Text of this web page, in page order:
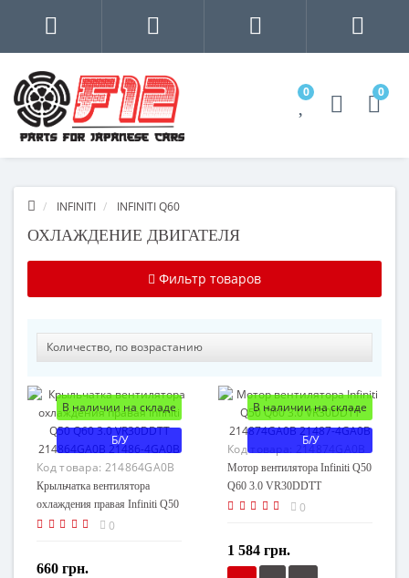
0 0
INFINITI INFINITI Q60
ОХЛАЖДЕНИЕ ДВИГАТЕЛЯ
Фильтр товаров
В наличии на складе
Б/У
Код товара: 214864GA0B
Крыльчатка вентилятора
охлаждения правая Infiniti Q50
Q60 3.0 VR30DDTT
0
660 грн.
В наличии на складе
Б/У
Код товара: 214874GA0B
Мотор вентилятора Infiniti Q50
Q60 3.0 VR30DDTT
214874GA0B 21487-4GA0B
0
1 584 грн.